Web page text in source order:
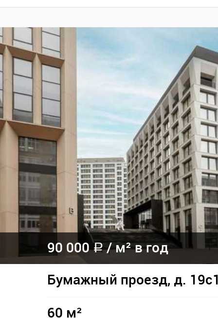
90 000a /м² в год
Бумажный проезд, д.
60 м²